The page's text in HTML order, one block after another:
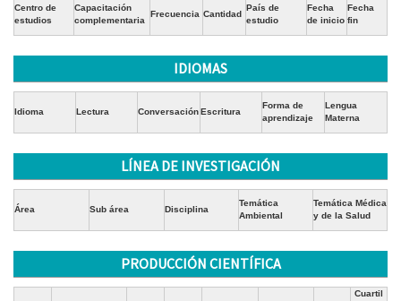
Centro de
estudios
Capacitación
complementaria
Frecuencia Cantidad
País de
estudio
Fecha
de inicio
Fecha
fin
IDIOMAS
Idioma Lectura ConversaciónEscritura
Forma de
aprendizaje
Lengua
Materna
LÍNEA DE INVESTIGACIÓN
Área Sub área Disciplina
Temática
Ambiental
Temática Médica
y de la Salud
PRODUCCIÓN CIENTÍFICA
Cuartil